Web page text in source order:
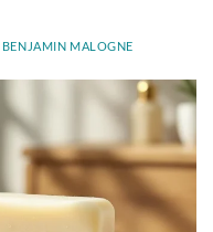
BENJAMIN MALOGNE